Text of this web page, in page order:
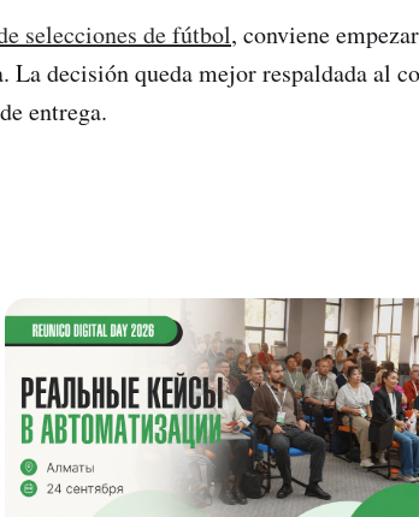
selecciones de fútbol, conviene
La decisión queda mejor respaldada al
entrega.